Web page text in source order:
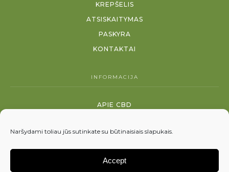
Naršydami toliau jūs sutinkate su būtinaisiais slapukais.
Accept
KREPŠELIS
ATSISKAITYMAS
PASKYRA
KONTAKTAI
INFORMACIJA
APIE CBD
SĄLYGOS IR TAISYKLĖS
SLAPUKŲ POLITIKA
PRISTATYMO SĄLYGOS